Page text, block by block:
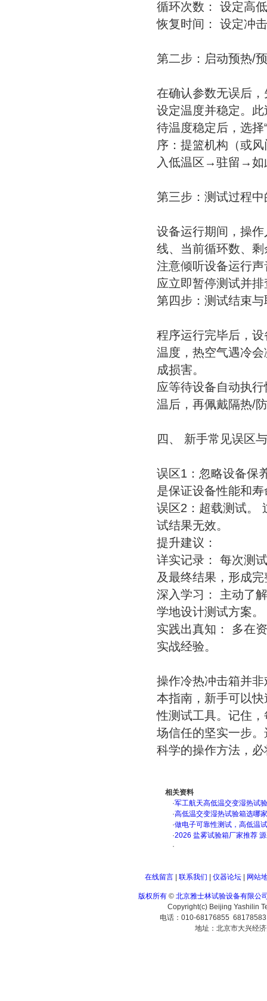
循环次数： 设定高
恢复时间： 设定冲
第二步：启动预热/
在确认参数无误后
设定温度并稳定。
待温度稳定后，选择
序：提篮机构（或
入低温区→驻留→如
第三步：测试过程中
设备运行期间，操
线、当前循环数、
注意倾听设备运行
应立即暂停测试并
第四步：测试结束与
程序运行完毕后，
温度，热空气遇冷
成损害。
应等待设备自动执
温后，再佩戴隔热/
四、 新手常见误区
误区1：忽略设备保
是保证设备性能和
误区2：超载测试。
试结果无效。
提升建议：
详实记录： 每次测
及最终结果，形成
深入学习： 主动了
学地设计测试方案。
实践出真知： 多在
实战经验。
操作冷热冲击箱并
本指南，新手可以
性测试工具。记住
场信任的坚实一步
科学的操作方法，
相关资料
·军工航天高低温交变湿热试
·高低温交变湿热试验箱选哪
·做电子可靠性测试，高低温
·2026 盐雾试验箱厂家推荐
·
在线留言| 联系我们 仪器论坛| 网站
版权所有 © 北京雅士林试验设备有限公
Copyright(c) Beijing Yashilin
电话：010-68176855
地址：北京市大兴经